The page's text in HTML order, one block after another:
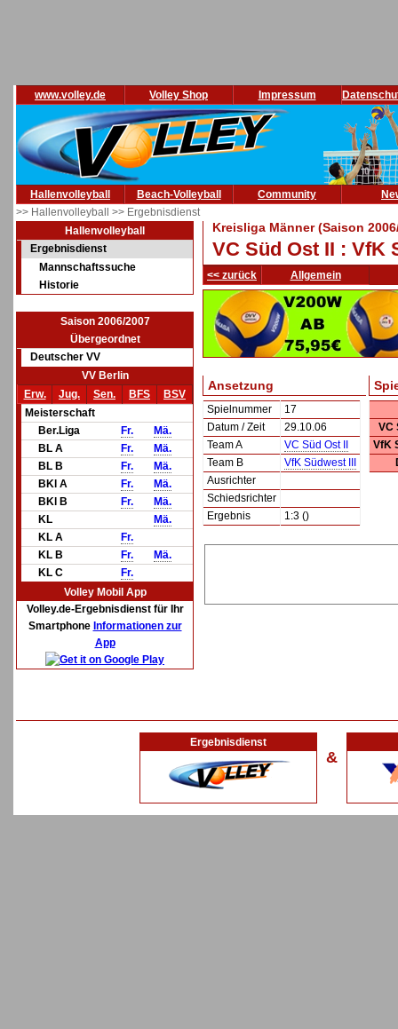
www.volley.de Volley Shop Impressum
Hallenvolleyball Beach-Volleyball Community
>> Hallenvolleyball >> Ergebnisdienst
Hallenvolleyball
Ergebnisdienst
Mannschaftssuche
Historie
Saison 2006/2007
Übergeordnet
Deutscher VV
VV Berlin
Erw.
Jug. Sen. BFS
BSV
Meisterschaft
Ber.Liga
Fr.
Mä.
BL A
Fr.
Mä.
BL B
Fr.
Mä.
BKl A
Fr.
Mä.
BKl B
Fr.
Mä.
KL
Mä.
KL A
Fr.
KL B
Fr.
Mä.
KL C
Fr.
Volley Mobil App
Volley.de-Ergebnisdienst für Ihr
Smartphone Informationen zur
App
Kreisliga Männer (Saison
VC Süd Ost II : VfK
<< zurück Allgemein
Ansetzung
Spielnummer
17
Datum / Zeit
29.10.06
Team A
VC Süd Ost II
Team B
VfK Südwest III
Ausrichter
Schiedsrichter
Ergebnis
1:3 ()
VC
VfK
Ergebnisdienst
&